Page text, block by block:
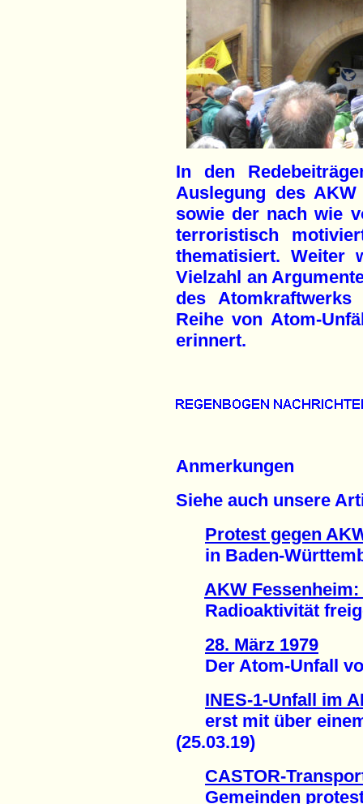
In den
Auslegung des
sowie der nach wie
terroristisch
thematisiert. Weiter
Vielzahl an
des
Reihe von Atom-
erinnert.
Anmerkungen
Siehe auch unsere
Protest gegen
in Baden-
AKW
Radioaktivität
28. März 1979
Der Atom-Unfall
INES-1-Unfall im
erst mit über einem
(25.03.19)
CASTOR-
Gemeinden